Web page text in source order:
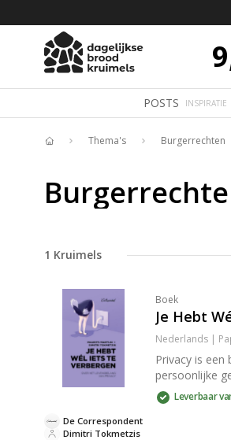
POSTS INSPIRATIE
Thema's Burgerrechten
1 Kruimels
Boek
Je Hebt
Nederlands |
Privacy is
persoonlijke
Leverbaar
Dimitri Tokmetzis
De Correspondent